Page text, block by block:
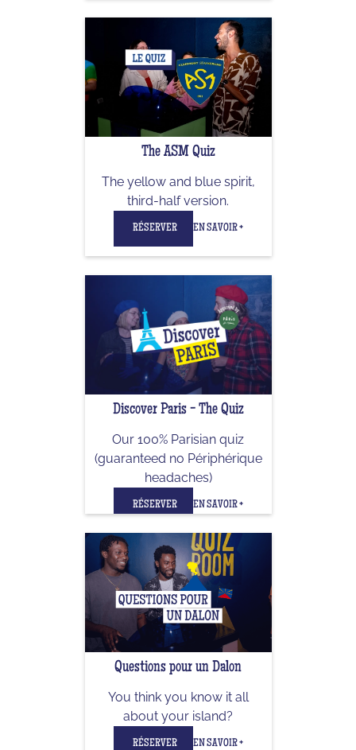
The ASM Quiz
The yellow and blue spirit,
third-half version.
RÉSERVER EN SAVOIR +
Discover Paris - The Quiz
Our 100% Parisian quiz
(guaranteed no Périphérique
headaches)
RÉSERVER EN SAVOIR +
Questions pour un Dalon
You think you know it all
about your island?
RÉSERVER EN SAVOIR +